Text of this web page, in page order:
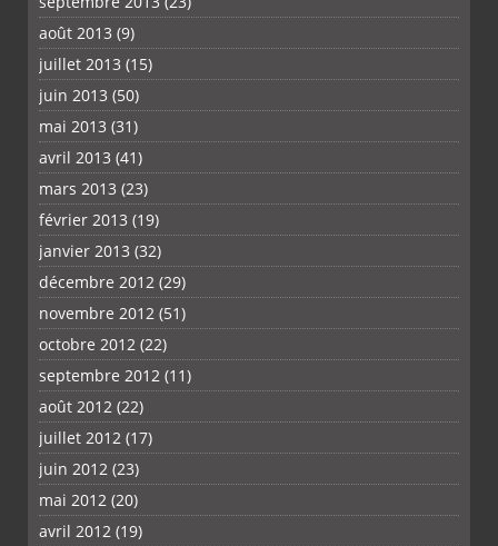
août 2013 (9)
juillet 2013 (15)
juin 2013 (50)
mai 2013 (31)
avril 2013 (41)
mars 2013 (23)
février 2013 (19)
janvier 2013 (32)
décembre 2012 (29)
novembre 2012 (51)
octobre 2012 (22)
septembre 2012 (11)
août 2012 (22)
juillet 2012 (17)
juin 2012 (23)
mai 2012 (20)
avril 2012 (19)